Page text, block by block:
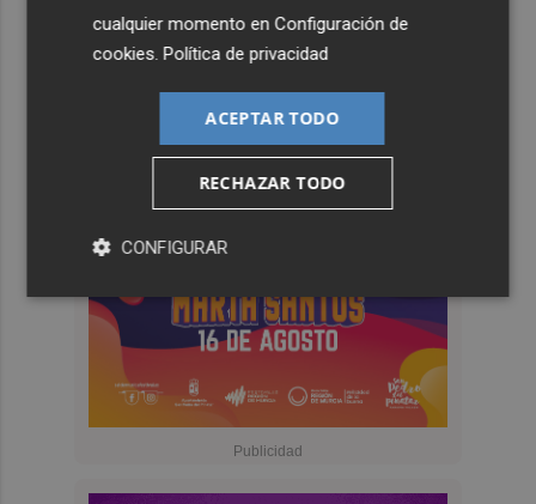
cualquier momento enConfiguración de
cookies.Política de privacidad
ACEPTAR TODO
RECHAZAR TODO
CONFIGURAR